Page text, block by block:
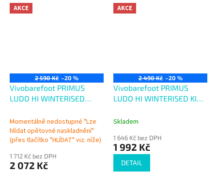
AKCE
2 590 Kč –20 %
Vivobarefoot PRIMUS
LUDO HI WINTERISED
Momentálně nedostupné "Lze
hlídat opětovné naskladnění"
(přes tlačítko "HLÍDAT" viz. níže)
1 712 Kč bez DPH
2 072 Kč
AKCE
2 490 Kč –20 %
Vivobarefoot PRIMUS
LUDO HI WINTERISED KIDS
Skladem
1 646 Kč bez DPH
1 992 Kč
DETAIL